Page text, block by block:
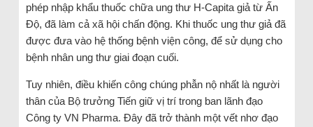
phép nhập khẩu thuốc chữa ung thư H-Capita giả từ Ấn
Độ, đã làm cả xã hội chấn động. Khi thuốc ung thư giả đã
được đưa vào hệ thống bệnh viện công, để sử dụng cho
bệnh nhân ung thư giai đoạn cuối.
Tuy nhiên, điều khiến công chúng phẫn nộ nhất là người
thân của Bộ trưởng Tiến giữ vị trí trong ban lãnh đạo
Công ty VN Pharma. Đây đã trở thành một vết nhơ đạo